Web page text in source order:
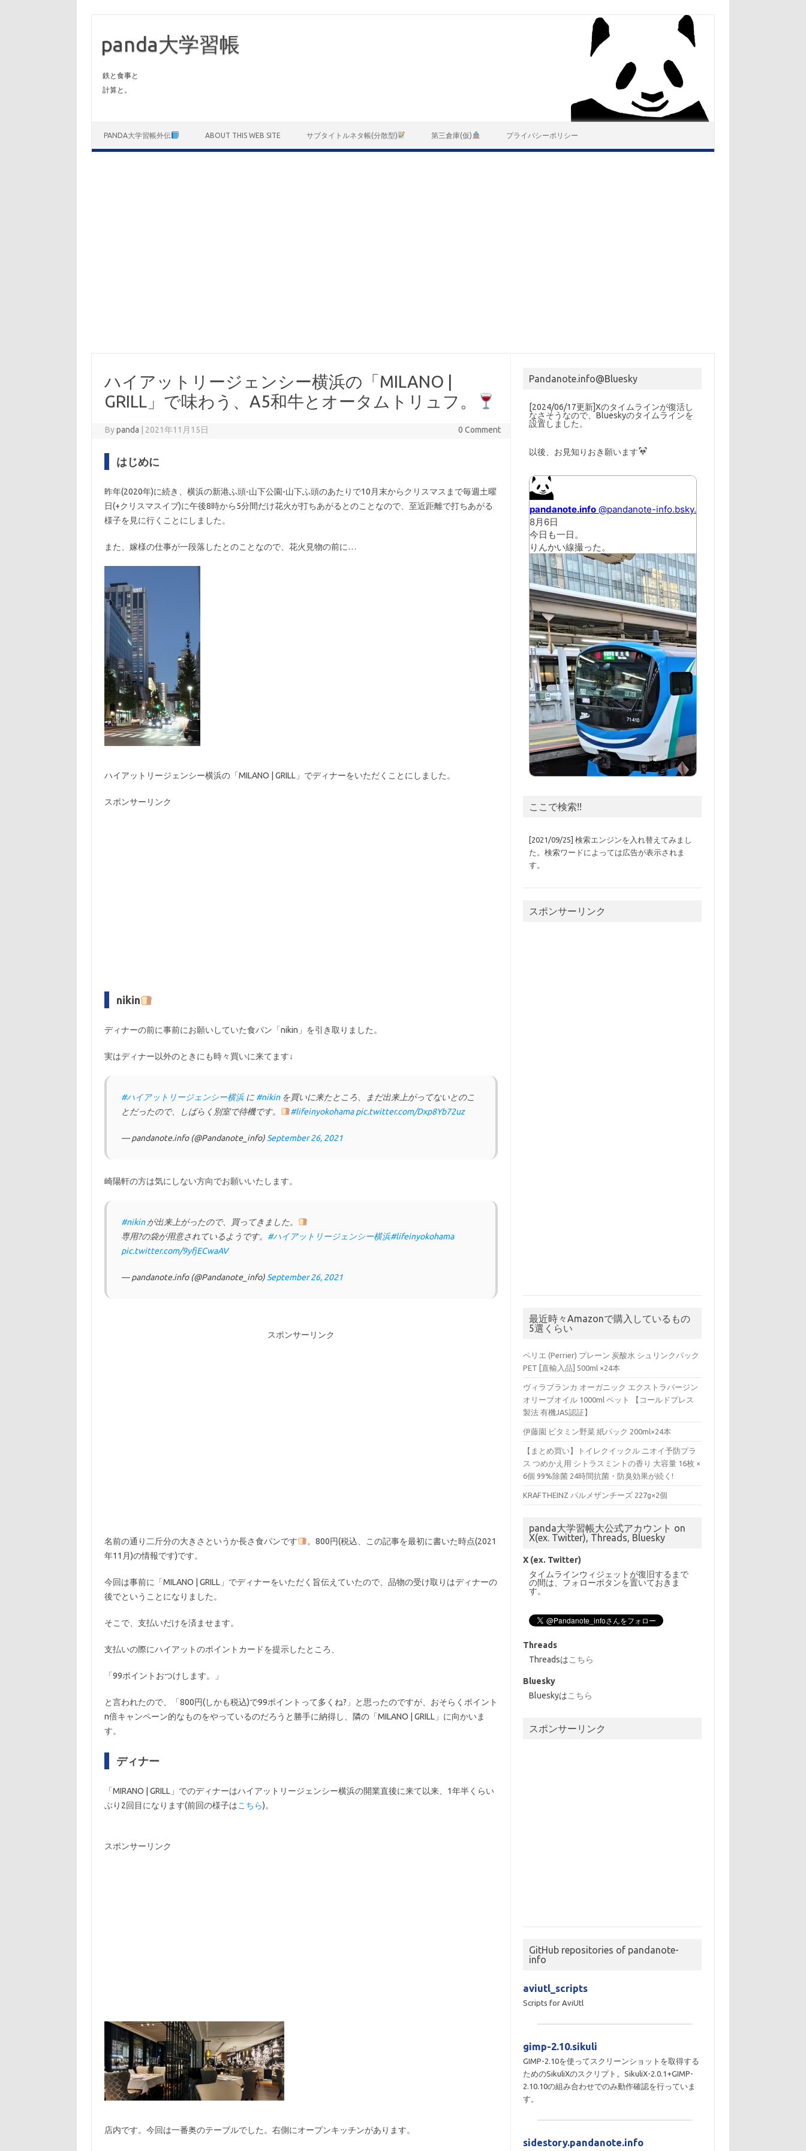
panda大学習帳
鉄と食事と
計算と。
PANDA大学習帳外伝 ABOUT THIS WEB SITE サブタイトルネタ帳(分散型) 第三倉庫(仮) プライバシーポリシー
ハイアットリージェンシー横浜の「MILANO |
GRILL」で味わう、A5和牛とオータムトリュフ。
Bypanda 2021年11月15日 0 Comment
はじめに
昨年(2020年)に続き、横浜の新港ふ頭-山下公園-山下ふ頭のあたりで10月末からクリスマスまで毎週土曜
日(+クリスマスイブ)に午後8時から5分間だけ花火が打ちあがるとのことなので、至近距離で打ちあがる
様子を見に行くことにしました。
また、嫁様の仕事が一段落したとのことなので、花火見物の前に…
ハイアットリージェンシー横浜の「MILANO | GRILL」でディナーをいただくことにしました。
スポンサーリンク
nikin
ディナーの前に事前にお願いしていた食パン「nikin」を引き取りました。
実はディナー以外のときにも時々買いに来てます↓
#ハイアットリージェンシー横浜に #nikinを買いに来たところ、まだ出来上がってないとのこ
とだったので、しばらく別室で待機です。
#lifeinyokohama pic.twitter.com/Dxp8Yb72uz
— pandanote.info (@Pandanote_info) September 26, 2021
崎陽軒の方は気にしない方向でお願いいたします。
#nikinが出来上がったので、買ってきました。
専用?の袋が用意されているようです。 #ハイアットリージェンシー横浜#lifeinyokohama
pic.twitter.com/9yfjECwaAV
— pandanote.info (@Pandanote_info) September 26, 2021
スポンサーリンク
名前の通り二斤分の大きさというか長さ食パンです
。800円(税込、この記事を最初に書いた時点(2021
年11月)の情報です)です。
今回は事前に「MILANO | GRILL」でディナーをいただく旨伝えていたので、品物の受け取りはディナーの
後でということになりました。
そこで、支払いだけを済ませます。
支払いの際にハイアットのポイントカードを提示したところ、
「99ポイントおつけします。」
と言われたので、「800円(しかも税込)で99ポイントって多くね?」と思ったのですが、おそらくポイント
n倍キャンペーン的なものをやっているのだろうと勝手に納得し、隣の「MILANO | GRILL」に向かいま
す。
ディナー
「MIRANO | GRILL」でのディナーはハイアットリージェンシー横浜の開業直後に来て以来、1年半くらい
ぶり2回目になります(前回の様子はこちら)。
スポンサーリンク
店内です。今回は一番奥のテーブルでした。右側にオープンキッチンがあります。
Pandanote.info@Bluesky
[2024/06/17更新]Xのタイムラインが復活し
なさそうなので、Blueskyのタイムラインを
設置しました。
以後、お見知りおき願います
ここで検索!!
[2021/09/25] 検索エンジンを入れ替えてみまし
た。検索ワードによっては広告が表示されま
す。
スポンサーリンク
最近時々Amazonで購入しているもの
5選くらい
ペリエ (Perrier) プレーン 炭酸水 シュリンクパック
PET [直輸入品] 500ml ×24本
ヴィラブランカ オーガニック エクストラバージン
オリーブオイル 1000ml ペット 【コールドプレス
製法 有機JAS認証】
伊藤園 ビタミン野菜 紙パック 200ml×24本
【まとめ買い】トイレクイックル ニオイ予防プラ
ス つめかえ用 シトラスミントの香り 大容量 16枚 ×
6個 99%除菌 24時間抗菌・防臭効果が続く!
KRAFTHEINZ パルメザンチーズ 227g×2個
panda大学習帳大公式アカウント on
X(ex. Twitter), Threads, Bluesky
X (ex. Twitter)
タイムラインウィジェットが復旧するまで
の間は、フォローボタンを置いておきま
す。
Threads
Threadsはこちら
Bluesky
Blueskyはこちら
スポンサーリンク
GitHub repositories of pandanote-
info
aviutl_scripts
Scripts for AviUtl
gimp-2.10.sikuli
GIMP-2.10を使ってスクリーンショットを取得する
ためのSikuliXのスクリプト。SikuliX-2.0.1+GIMP-
2.10.10の組み合わせでのみ動作確認を行っていま
す。
sidestory.pandanote.info